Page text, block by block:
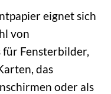
eignet sich
von
für Fensterbilder,
das
oder als